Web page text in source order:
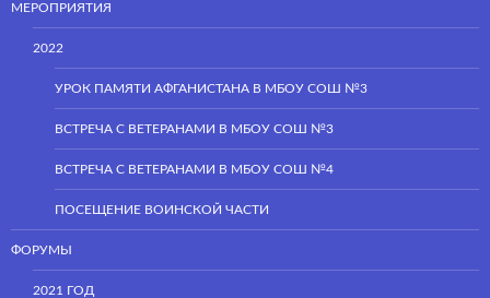
МЕРОПРИЯТИЯ
2022
УРОК ПАМЯТИ АФГАНИСТАНА В МБОУ СОШ №3
ВСТРЕЧА С ВЕТЕРАНАМИ В МБОУ СОШ №3
ВСТРЕЧА С ВЕТЕРАНАМИ В МБОУ СОШ №4
ПОСЕЩЕНИЕ ВОИНСКОЙ ЧАСТИ
ФОРУМЫ
2021 ГОД